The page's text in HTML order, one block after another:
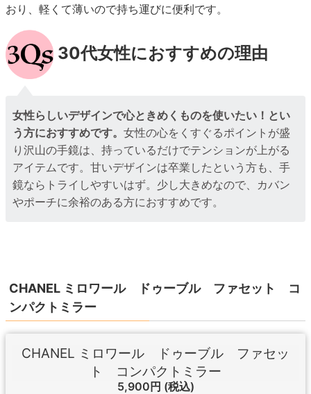
おり、軽くて薄いので持ち運びに便利です。
30代女性におすすめの理由
女性らしいデザインで心ときめくものを使いたい！とい
う方におすすめです。女性の心をくすぐるポイントが盛
り沢山の手鏡は、持っているだけでテンションが上がる
アイテムです。甘いデザインは卒業したという方も、手
鏡ならトライしやすいはず。少し大きめなので、カバン
やポーチに余裕のある方におすすめです。
CHANEL ミロワール ドゥーブル ファセット コ
ンパクトミラー
CHANEL ミロワール ドゥーブル ファセッ
ト コンパクトミラー
5,900円 (税込)